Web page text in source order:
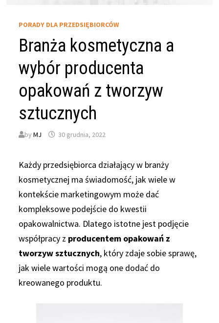
PORADY DLA PRZEDSIĘBIORCÓW
Branża kosmetyczna a
wybór producenta
opakowań z tworzyw
sztucznych
byMJ 30 grudnia, 2022
Każdy przedsiębiorca działający w branży
kosmetycznej ma świadomość, jak wiele w
kontekście marketingowym może dać
kompleksowe podejście do kwestii
opakowalnictwa. Dlatego istotne jest podjęcie
współpracy z producentem opakowań z
tworzyw sztucznych, który zdaje sobie sprawę,
jak wiele wartości mogą one dodać do
kreowanego produktu.